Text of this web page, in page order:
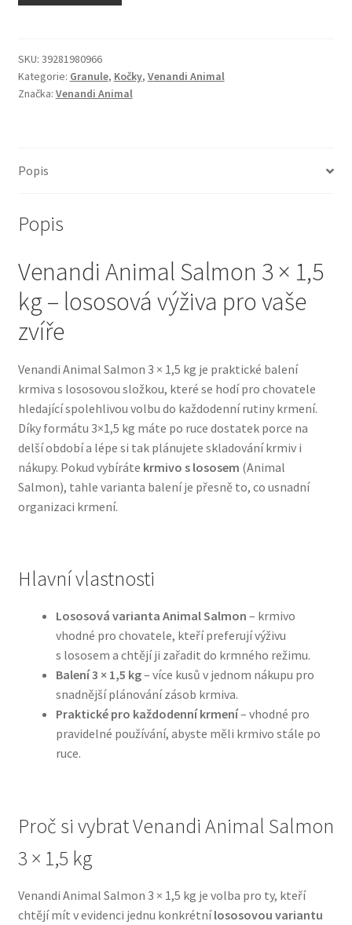
Odpočívadla pro kočky
Pamlsky pro kočky
Škrabadla pro kočky
Veterinární dieta pro kočky
Vše pro psy — Krmivo, doplňky, vybavení
Bozita pro psy — Švédské krmivo s nordickou kvalitou
Brit pro psy
Granule pro psy
Natural Trainer pro psy — Italské krmivo s
Happy Dog — Německá kvalita a přirozené složení
Hill’s pro psy
Hračky pro psy
Konzervy a kapsičky pro psy
N&D Farmina pro psy — Italské holistic krmivo
Pamlsky pro psy
Pelíšky pro psy
Ortopedické pelíšky
SKU: 39281980966
Kategorie: Granule, Kočky, Venandi Animal
Značka: Venandi Animal
Popis
Popis
Venandi Animal Salmon 3 × 1,5
kg – lososová výživa pro vaše
zvíře
Venandi Animal Salmon 3 × 1,5 kg je praktické balení
krmiva s lososovou složkou, které se hodí pro chovatele
hledající spolehlivou volbu do každodenní rutiny krmení.
Díky formátu 3×1,5 kg máte po ruce dostatek porce na
delší období a lépe si tak plánujete skladování krmiv i
nákupy. Pokud vybíráte krmivo s lososem (Animal
Salmon), tahle varianta balení je přesně to, co usnadní
organizaci krmení.
Hlavní vlastnosti
Lososová varianta Animal Salmon – krmivo
vhodné pro chovatele, kteří preferují výživu
s lososem a chtějí ji zařadit do krmného režimu.
Balení 3 × 1,5 kg– více kusů v jednom nákupu pro
snadnější plánování zásob krmiva.
Praktické pro každodenní krmení– vhodné pro
pravidelné používání, abyste měli krmivo stále po
ruce.
Proč si vybrat Venandi Animal Salmon
3 × 1,5 kg
Venandi Animal Salmon 3 × 1,5 kg je volba pro ty, kteří
chtějí mít v evidenci jednu konkrétnílososovou variantu